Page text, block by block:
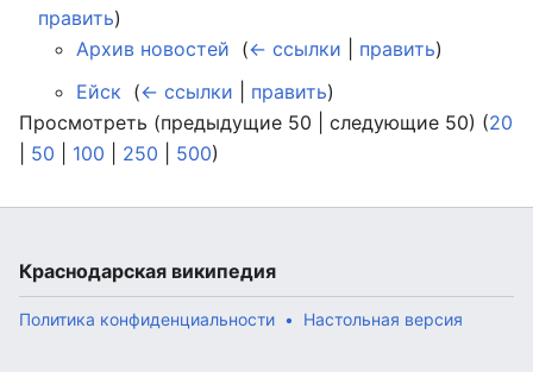
править)
Архив новостей (← ссылки править)
Ейск (← ссылки править)
Просмотреть (предыдущие 50 | следующие 50) (20
50 100 250 500)
Краснодарская википедия
Политика конфиденциальности Настольная версия